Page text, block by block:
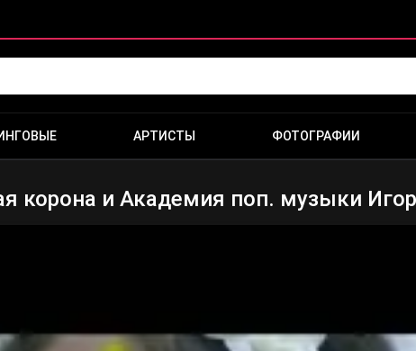
АРТИСТЫ ФОТОГРАФИИ
корона и Академия поп. музыки